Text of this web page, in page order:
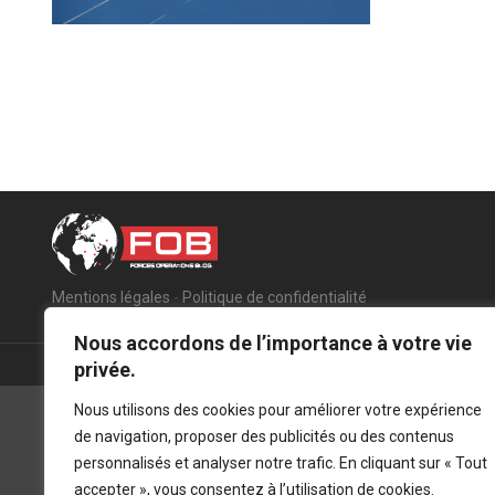
Nous accordons de l’importance à votre vie
privée.
Nous utilisons des cookies pour améliorer votre expérience
de navigation, proposer des publicités ou des contenus
personnalisés et analyser notre trafic. En cliquant sur « Tout
accepter », vous consentez à l’utilisation de cookies.
Mentions légales - Politique de confidentialité